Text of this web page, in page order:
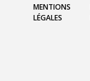
MENTIONS
LÉGALES